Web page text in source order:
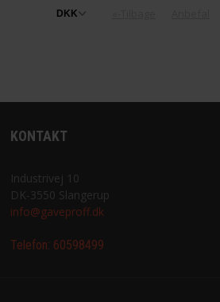
KONTAKT
Industrivej 10
DK-3550 Slangerup
info@gaveproff.dk
Telefon: 60598499